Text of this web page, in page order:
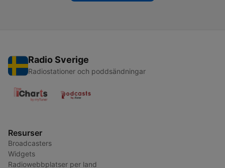
Radio Sverige
Radiostationer och poddsändningar
Resurser
Broadcasters
Widgets
Radiowebbplatser per land